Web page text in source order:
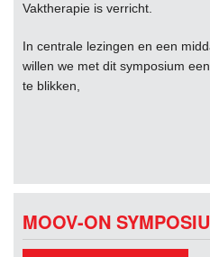
Vaktherapie is verricht.
In centrale lezingen en een
willen we met dit symposium
te blikken,
MOOV-ON